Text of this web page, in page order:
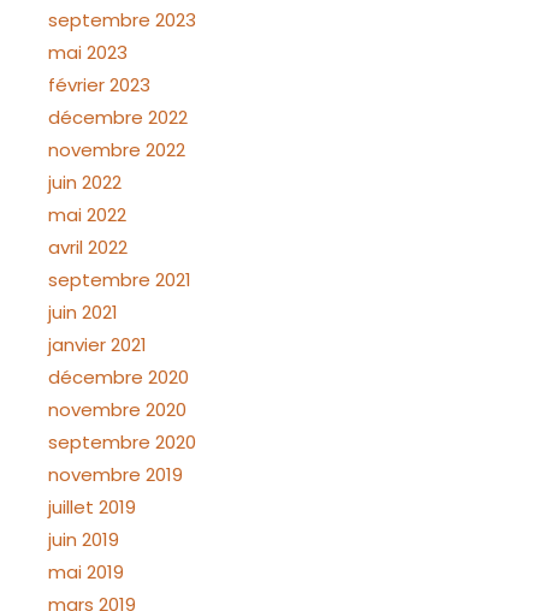
septembre 2023
mai 2023
février 2023
décembre 2022
novembre 2022
juin 2022
mai 2022
avril 2022
septembre 2021
juin 2021
janvier 2021
décembre 2020
novembre 2020
septembre 2020
novembre 2019
juillet 2019
juin 2019
mai 2019
mars 2019